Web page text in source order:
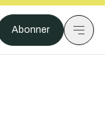
Abonner